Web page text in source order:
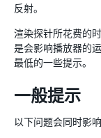
反射。
渲染探针所花费的
是会影响播放器的
最低的一些提示。
一般提示
以下问题会同时影